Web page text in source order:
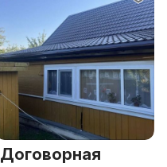
Договорная